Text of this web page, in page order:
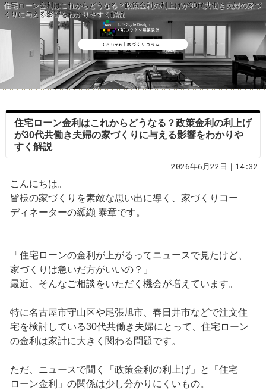
住宅ローン金利はこれからどうなる？政策金利の利上げが30代共働き夫婦の家づ
くりに与える影響をわかりやすく解説
住宅ローン金利はこれからどうなる？政策金利の利上げ
が30代共働き夫婦の家づくりに与える影響をわかりや
すく解説
2026年6月22日｜14:32
こんにちは。
皆様の家づくりを素敵な思い出に導く、家づくりコー
ディネーターの纐纈 泰章です。
「住宅ローンの金利が上がるってニュースで見たけど、
家づくりは急いだ方がいいの？」
最近、そんなご相談をいただく機会が増えています。
特に名古屋市守山区や尾張旭市、春日井市などで注文住
宅を検討している30代共働き夫婦にとって、住宅ローン
の金利は家計に大きく関わる問題です。
ただ、ニュースで聞く「政策金利の利上げ」と「住宅
ローン金利」の関係は少し分かりにくいもの。